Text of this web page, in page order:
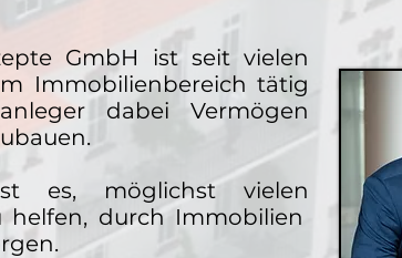
GmbH ist seit vielen
Immobilienbereich tätig
dabei Vermögen
es, möglichst vielen
helfen, durch Immobilien